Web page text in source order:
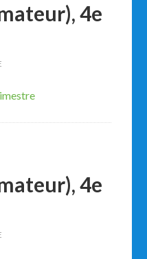
4e
4e